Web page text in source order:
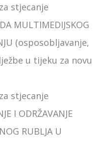
stjecanje
MULTIMEDIJSKOG
(osposobljavanje,
u tijeku za novu
stjecanje
I ODRŽAVANJE
RUBLJA U